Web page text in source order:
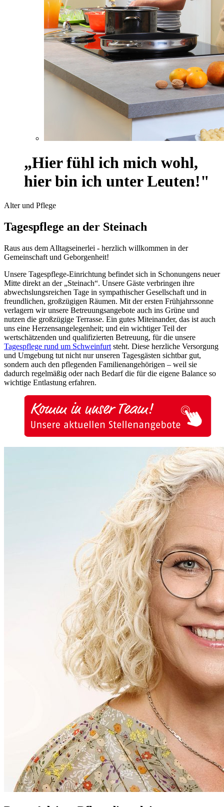
„Hier fühl ich mich wohl,
hier bin ich unter Leuten!"
Alter und Pflege
Tagespflege an der Steinach
Raus aus dem Alltagseinerlei - herzlich willkommen in der
Gemeinschaft und Geborgenheit!
Unsere Tagespflege-Einrichtung befindet sich in Schonungens neuer
Mitte direkt an der „Steinach“. Unsere Gäste verbringen ihre
abwechslungsreichen Tage in sympathischer Gesellschaft und in
freundlichen, großzügigen Räumen. Mit der ersten Frühjahrssonne
verlagern wir unsere Betreuungsangebote auch ins Grüne und
nutzen die großzügige Terrasse. Ein gutes Miteinander, das ist auch
uns eine Herzensangelegenheit; und ein wichtiger Teil der
wertschätzenden und qualifizierten Betreuung, für die unsere
Tagespflege rund um Schweinfurt steht. Diese herzliche Versorgung
und Umgebung tut nicht nur unseren Tagesgästen sichtbar gut,
sondern auch den pflegenden Familienangehörigen – weil sie
dadurch regelmäßig oder nach Bedarf die für die eigene Balance so
wichtige Entlastung erfahren.